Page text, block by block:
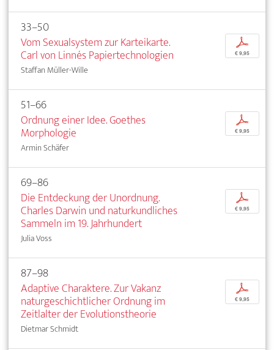
33–50
Vom Sexualsystem zur Karteikarte.
Carl von Linnés Papiertechnologien
Staffan Müller-Wille
p
€ 9,95
51–66
Ordnung einer Idee. Goethes
Morphologie
Armin Schäfer
p
€ 9,95
69–86
Die Entdeckung der Unordnung.
Charles Darwin und naturkundliches
Sammeln im 19. Jahrhundert
Julia Voss
p
€ 9,95
87–98
Adaptive Charaktere. Zur Vakanz
naturgeschichtlicher Ordnung im
Zeitlalter der Evolutionstheorie
Dietmar Schmidt
p
€ 9,95